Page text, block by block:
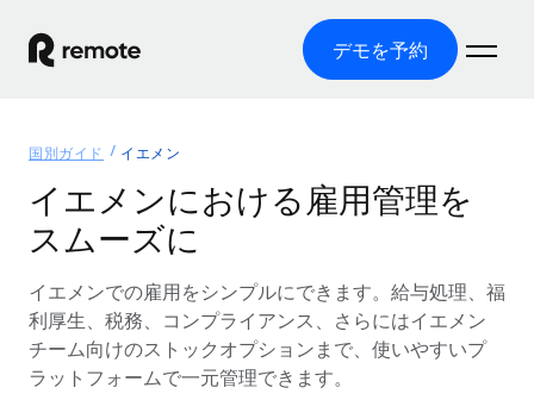
デモを予約
グローバル雇用
グローバル給与処理
コンプライアンス対応の給与処理を手軽に
Employer of Record（EOR）
グローバル展開をコストをかけずに実現
ソリューション
各国の制度に対応
国別ガイド
/国別のグローバル雇用支援を検索する
リソース
ツールと計算ツール
価格
国別ガイド イエメン
イエメンにおける雇用管理を
スムーズに
イエメンでの雇用をシンプルにできます。給与処理、福
利厚生、税務、コンプライアンス、さらにはイエメン
チーム向けのストックオプションまで、使いやすいプ
ラットフォームで一元管理できます。